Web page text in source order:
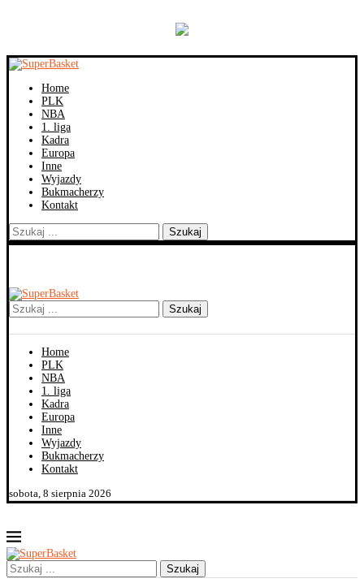
Home
PLK
NBA
1. liga
Kadra
Europa
Inne
Wyjazdy
Bukmacherzy
Kontakt
Szukaj
Szukaj
Home
PLK
NBA
1. liga
Kadra
Europa
Inne
Wyjazdy
Bukmacherzy
Kontakt
sobota, 8 sierpnia 2026
Szukaj